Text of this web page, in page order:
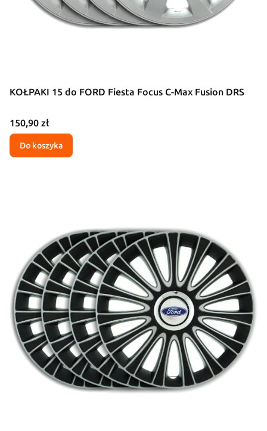
KOŁPAKI 15 do FORD Fiesta Focus C-Max Fusion DRS
Cena
150,90 zł
Do koszyka